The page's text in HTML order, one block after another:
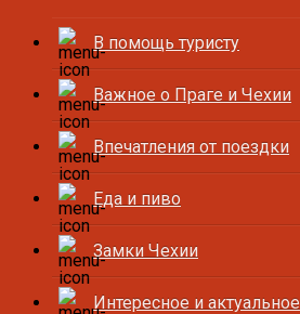
В помощь туристу
Важное о Праге и Чехии
Впечатления от поездки
Еда и пиво
Замки Чехии
Интересное и актуальное